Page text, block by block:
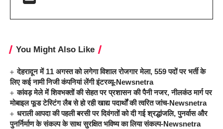
You Might Also Like
देहरादून में 11 अगस्त को लगेगा विशाल रोजगार मेला, 559 पदों पर भर्ती के
लिए कई नामी निजी कंपनियां लेंगी इंटरव्यू-Newsnetra
कांवड़ मेले में शिवभक्तों की सेहत पर प्रशासन की पैनी नजर, नीलकंठ मार्ग पर
मोबाइल फूड टेस्टिंग लैब से हो रही खाद्य पदार्थों की त्वरित जांच-Newsnetra
धराली आपदा की पहली बरसी पर दिवंगतों को दी गई श्रद्धांजलि, पुनर्वास और
पुनर्निर्माण के संकल्प के साथ सुरक्षित भविष्य का लिया संकल्प-Newsnetra